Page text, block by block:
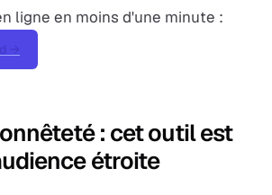
ligne en moins d'une minute :
→
: cet outil est
étroite